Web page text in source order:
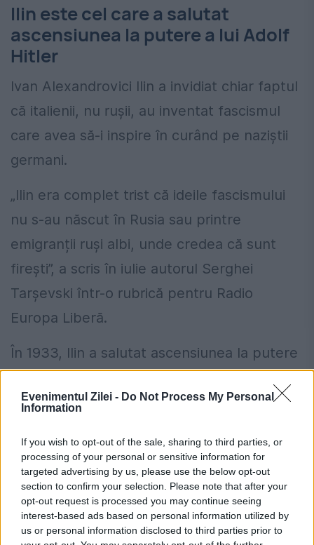
Evenimentul Zilei - Do Not Process My Personal
Information
If you wish to opt-out of the sale, sharing to third parties, or
processing of your personal or sensitive information for
targeted advertising by us, please use the below opt-out
section to confirm your selection. Please note that after your
opt-out request is processed you may continue seeing
interest-based ads based on personal information utilized by
us or personal information disclosed to third parties prior to
Ilin este cel care a salutat
ascensiunea la putere a lui Adolf
Hitler
Ivan Alexandrovici Ilin a invidiat chiar faptul
că italienii, nu rușii, au inventat fascismul
care avea să-i inspire în curând pe naziștii
germani.
„Ilin era complet trist că ideile fascismului
nu s-au născut în Rusia sau printre
emigranții ruși albi, unde credea că sunt
firești”, a scris în iulie autorul Serghei
Tarșevski într-o rubrică pentru Radio
Europa Liberă.
În 1933, Ilin a salutat ascensiunea la putere
transformarea Germaniei într-un stat
oprit procesul de bolșevizare a Germaniei și
a făcut o mare favoare întregii Europe”, a
scris Ilin. Și, deși Ilin s-a certat cu naziștii și
s-a mutat în Elveția, credința sa în fascism